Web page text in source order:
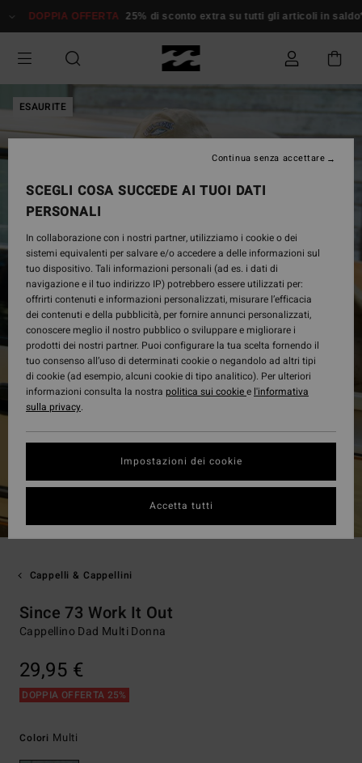
alle
prodotto
DOPPIA OFFERTA 25% di sconto extra su tutti gli articoli in saldo*
ESAURITE
Cappelli & Cappellini
Since 73 Work It Out
Cappellino Dad Multi Donna
29,95 €
DOPPIA OFFERTA 25%
Colori Multi
SCEGLI COSA SUCCEDE AI TUOI DATI
PERSONALI
In collaborazione con i nostri partner, utilizziamo i cookie o dei
sistemi equivalenti per salvare e/o accedere a delle informazioni sul
tuo dispositivo. Tali informazioni personali (ad es. i dati di
navigazione e il tuo indirizzo IP) potrebbero essere utilizzati per:
offrirti contenuti e informazioni personalizzati, misurare l’efficacia
dei contenuti e della pubblicità, per fornire annunci personalizzati,
conoscere meglio il nostro pubblico o sviluppare e migliorare i
prodotti dei nostri partner. Puoi configurare la tua scelta fornendo il
tuo consenso all’uso di determinati cookie o negandolo ad altri tipi
di cookie (ad esempio, alcuni cookie di tipo analitico). Per ulteriori
informazioni consulta la nostra politica sui cookiee l'informativa
sulla privacy.
Impostazioni dei cookie
Continua senza accettare
Accetta tutti